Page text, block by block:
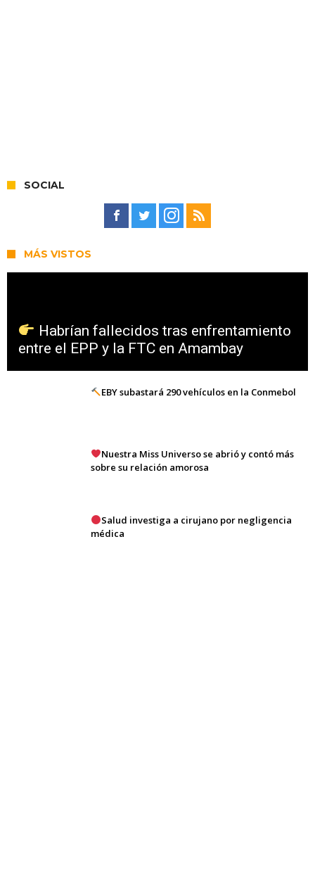
SOCIAL
MÁS VISTOS
Habrían fallecidos tras enfrentamiento
entre el EPP y la FTC en Amambay
EBY subastará 290 vehículos en la Conmebol
Nuestra Miss Universo se abrió y contó más
sobre su relación amorosa
Salud investiga a cirujano por negligencia
médica